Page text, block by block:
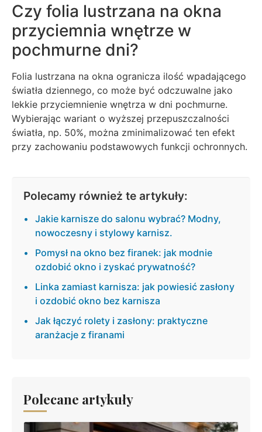
Czy folia lustrzana na okna
przyciemnia wnętrze w
pochmurne dni?
Folia lustrzana na okna ogranicza ilość wpadającego
światła dziennego, co może być odczuwalne jako
lekkie przyciemnienie wnętrza w dni pochmurne.
Wybierając wariant o wyższej przepuszczalności
światła, np. 50%, można zminimalizować ten efekt
przy zachowaniu podstawowych funkcji ochronnych.
Polecamy również te artykuły:
Jakie karnisze do salonu wybrać? Modny,
nowoczesny i stylowy karnisz.
Pomysł na okno bez firanek: jak modnie
ozdobić okno i zyskać prywatność?
Linka zamiast karnisza: jak powiesić zasłony
i ozdobić okno bez karnisza
Jak łączyć rolety i zasłony: praktyczne
aranżacje z firanami
Polecane artykuły